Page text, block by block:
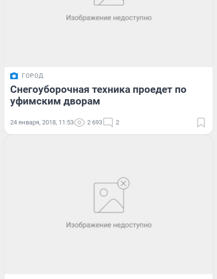
ГОРОД
Снегоуборочная техника проедет по
уфимским дворам
24 января, 2018, 11:53 2 693 2